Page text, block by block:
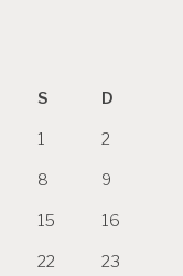
S D
1 2
8 9
15 16
22 23